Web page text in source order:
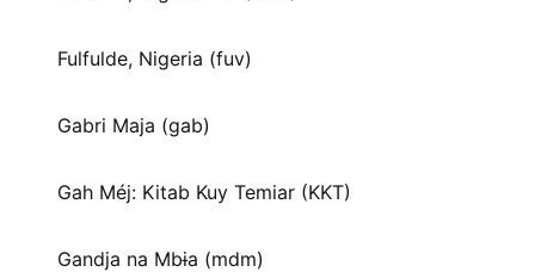
Fulfulde, Nigeria (fuv)
Gabri Maja (gab)
Gah Méj: Kitab Kuy Temiar (KKT)
Gandja na Mbɨa (mdm)